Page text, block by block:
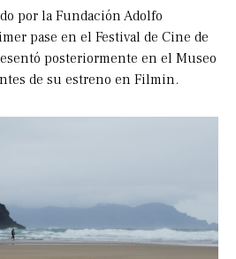
por la Fundación Adolfo
pase en el Festival de Cine de
posteriormente en el Museo
de su estreno en Filmin.